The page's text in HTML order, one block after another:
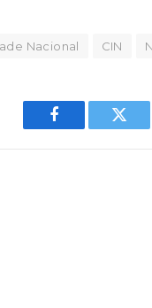
Nacional CIN
Facebook